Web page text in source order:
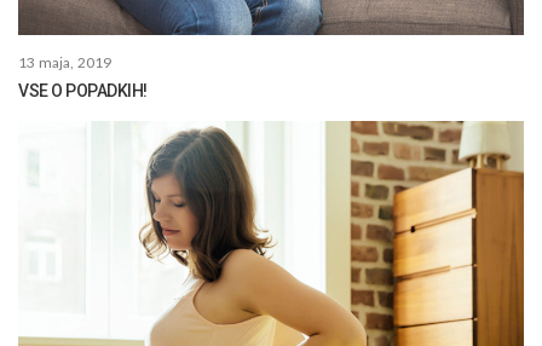
13 maja, 2019
VSE O POPADKIH!